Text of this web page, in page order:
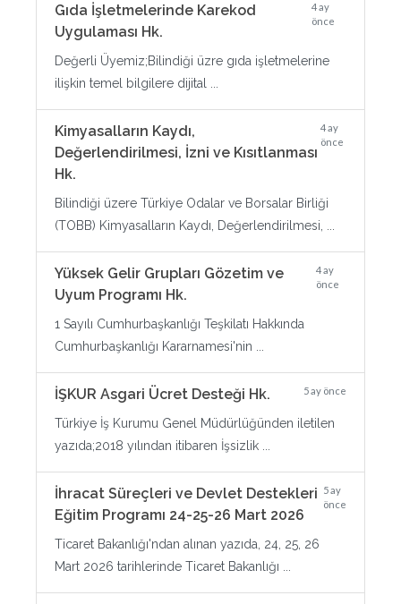
Gıda İşletmelerinde Karekod
Uygulaması Hk.
4 ay
önce
Değerli Üyemiz;Bilindiği üzre gıda işletmelerine
ilişkin temel bilgilere dijital ...
Kimyasalların Kaydı,
Değerlendirilmesi, İzni ve Kısıtlanması
Hk.
4 ay
önce
Bilindiği üzere Türkiye Odalar ve Borsalar Birliği
(TOBB) Kimyasalların Kaydı, Değerlendirilmesi, ...
Yüksek Gelir Grupları Gözetim ve
Uyum Programı Hk.
4 ay
önce
1 Sayılı Cumhurbaşkanlığı Teşkilatı Hakkında
Cumhurbaşkanlığı Kararnamesi'nin ...
İŞKUR Asgari Ücret Desteği Hk. 5 ay önce
Türkiye İş Kurumu Genel Müdürlüğünden iletilen
yazıda;2018 yılından itibaren İşsizlik ...
İhracat Süreçleri ve Devlet Destekleri
Eğitim Programı 24-25-26 Mart 2026
5 ay
önce
Ticaret Bakanlığı'ndan alınan yazıda, 24, 25, 26
Mart 2026 tarihlerinde Ticaret Bakanlığı ...